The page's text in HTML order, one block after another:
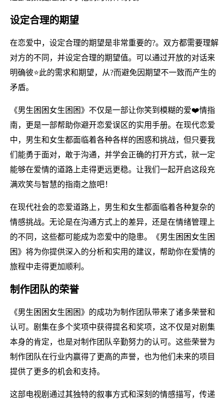
设定合理的期望
在恋爱中，设定合理的期望是非常重要的?。双方都需要理解
对方的不同，并设定合理的期望值。可以通过开放的对话来
明确彼⭐此的需求和期望，从?而避免因期望不一致而产生的
矛盾。
《男生困困女生困困》不仅是一部让你笑到模糊的爱❤️情指
南，更是一部帮助你避开恋爱误区的实用手册。在现代恋爱
中，男生和女生都面临着各种各样的困惑和挑战，但只要我
们能勇于面对，敢于沟通，并学会正确的打开方式，就一定
能够在爱情的道路上走得更远更稳。让我们一起开启这段充
满欢笑与智慧的指南之旅吧！
在现代社会的恋爱道路上，男生和女生都面临着各种复杂的
情感挑战。无论是在沟通方式上的差异，还是在情绪管理上
的不同，这些都可能成为恋爱中的隐患。《男生困困女生困
困》将为你提供深入的分析和实用的建议，帮助你在爱情的
旅程中走得更加顺利。
制作团队的荣誉
《男生困困女生困困》的成功为制作团队带来了诸多荣誉和
认可。剧集在多个奖项中获得提名和奖项，这不仅是对剧集
本身的肯定，也是对制作团队辛勤努力的认可。这些荣誉为
制作团队在行业内赢得了更高的声誉，也为他们未来的项目
提供了更多的机会和支持。
这部电视剧通过其独特的叙事方式和深刻的情感描写，传递